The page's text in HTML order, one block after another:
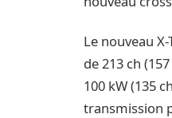
Le nouveau
de 213 ch
100 kW (135
transmission